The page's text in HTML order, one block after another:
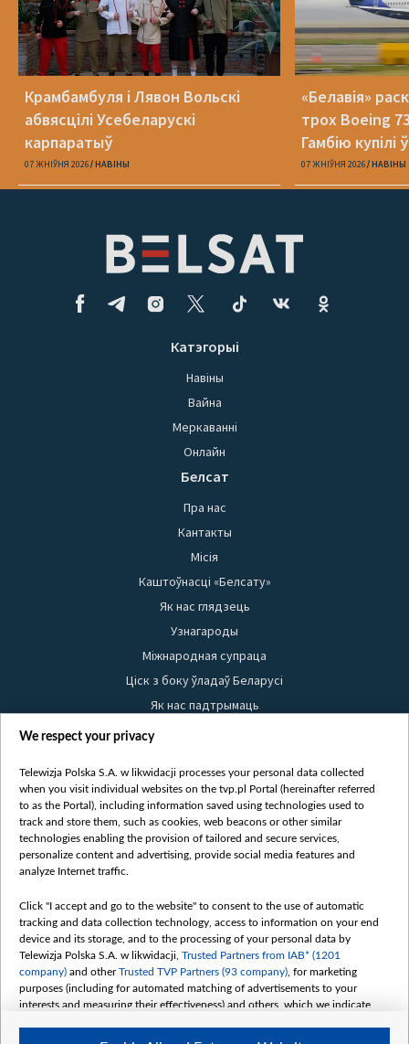
Крамбамбуля і Лявон Вольскі
абвясцілі Усебеларускі
карпаратыў
07 ЖНІЎНЯ 2026 НАВІНЫ
«Белавія»
трох Boeing
Гамбію купілі
07 ЖНІЎНЯ 2026 НАВІНЫ
Катэгорыі
Навіны
Вайна
Меркаванні
Онлайн
Белсат
Пра нас
Кантакты
Місія
Каштоўнасці «Белсату»
Як нас глядзець
Узнагароды
Міжнародная супраца
Ціск з боку ўладаў Беларусі
Як нас падтрымаць
Правілы выкарыстання матэрыялаў
Бяспека
Youtube
Белсат news
Белсат Shorts
Жэстачайшы мульт
Belsat English
Biełsat PL
Белсат Now
Белсат History
Белсат Music
We respect your privacy
Telewizja Polska S.A. w likwidacji processes your personal data collected
when you visit individual websites on the tvp.pl Portal (hereinafter referred
to as the Portal), including information saved using technologies used to
track and store them, such as cookies, web beacons or other similar
technologies enabling the provision of tailored and secure services,
personalize content and advertising, provide social media features and
analyze Internet traffic.
Click "I accept and go to the website" to consent to the use of automatic
tracking and data collection technology, access to information on your end
device and its storage, and to the processing of your personal data by
Telewizja Polska S.A. w likwidacji, Trusted Partners from IAB* (1201
company) and otherTrusted TVP Partners (93 company) , for marketing
purposes (including for automated matching of advertisements to your
interests and measuring their effectiveness) and others, which we indicate